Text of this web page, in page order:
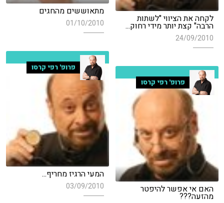
מתאוששים מהחגים
01/10/2010 לקחה את הציווי "לשתות
הרבה" קצת יותר מידי רחוק...
24/09/2010
פרופ' רפי קרסו
המעי הרגיז מחריף...
03/09/2010
פרופ' רפי קרסו
האם אי אפשר להיפטר
מהזעה???